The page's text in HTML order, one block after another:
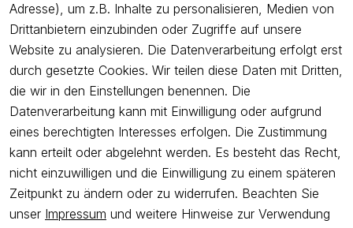
Adresse), um z.B. Inhalte zu personalisieren, Medien von
Drittanbietern einzubinden oder Zugriffe auf unsere
Website zu analysieren. Die Datenverarbeitung erfolgt erst
durch gesetzte Cookies. Wir teilen diese Daten mit Dritten,
die wir in den Einstellungen benennen. Die
Datenverarbeitung kann mit Einwilligung oder aufgrund
eines berechtigten Interesses erfolgen. Die Zustimmung
kann erteilt oder abgelehnt werden. Es besteht das Recht,
nicht einzuwilligen und die Einwilligung zu einem späteren
Zeitpunkt zu ändern oder zu widerrufen. Beachten Sie
unser Impressum und weitere Hinweise zur Verwendung
Newsletter
Freue dich über 5€ Rabatt bei deiner nächsten Bestellung und
profitiere von Angeboten.
Newsletter abonnieren
Ich bestätige hiermit, dass ich die Datenschutzerklärung
gelesen
habe. Ich kann meine Einwilligung jederzeit widerrufen.